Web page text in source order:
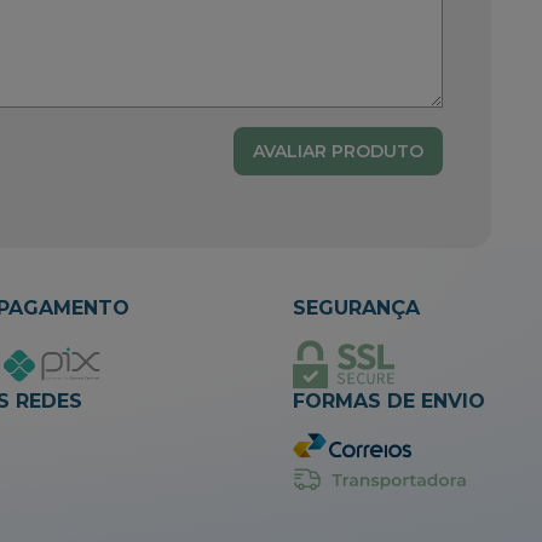
AVALIAR PRODUTO
REDES
SEGURANÇA
FORMAS DE ENVIO